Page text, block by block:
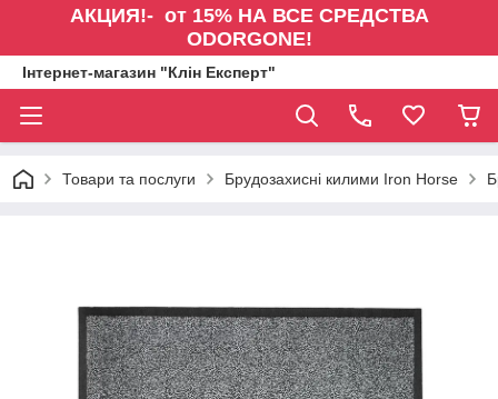
АКЦИЯ!- от 15% НА ВСЕ СРЕДСТВА
ODORGONE!
Інтернет-магазин "Клін Експерт"
Товари та послуги Брудозахисні килими Iron Horse